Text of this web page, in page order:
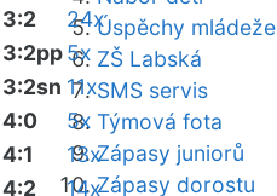
Úspěchy mládeže
ZŠ Labská
SMS servis
Týmová fota
Zápasy juniorů
Zápasy dorostu
3:2
24x
3:2pp5x
3:2sn 11x
4:0
5x
4:1
13x
4:2
14x